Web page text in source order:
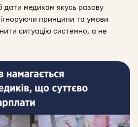
дати медикам якусь разову
принципи та умови
ситуацію системно, а не